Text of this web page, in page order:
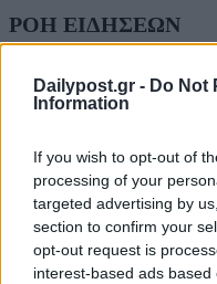
Dailypost.gr - Do Not
Information
If you wish to opt-out of
processing of your
targeted advertising by
section to confirm your
opt-out request is
interest-based ads
ΡΟΗ ΕΙΔΗΣΕΩΝ
ΗΠΑ: Επιτροπή της
διώξεων σε βάρος
06/08/2026
ΕΛΑΣ:
7 χρόνια μετά,
υποσχέσεις»
06/08/2026